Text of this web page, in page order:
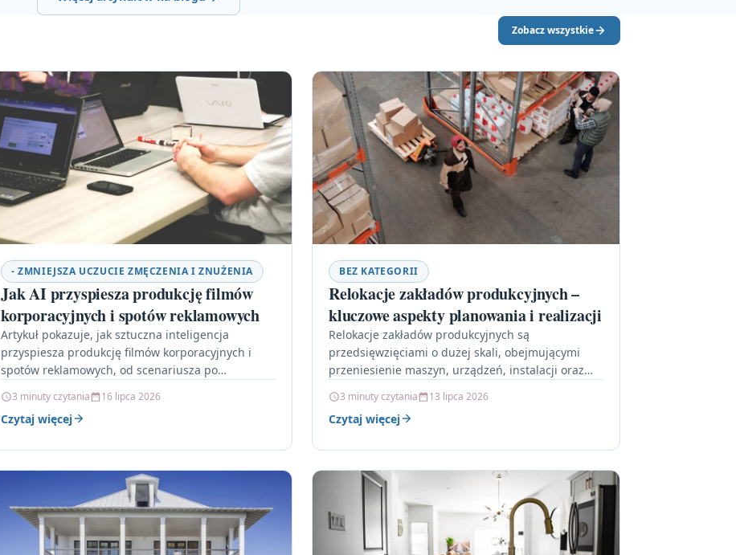
Zobacz wszystkie
- ZMNIEJSZA UCZUCIE ZMĘCZENIA I ZNUŻENIA
Jak AI przyspiesza produkcję filmów
korporacyjnych i spotów reklamowych
Artykuł pokazuje, jak sztuczna inteligencja
przyspiesza produkcję filmów korporacyjnych i
spotów reklamowych, od scenariusza po
etapy zyskują najwięcej…
3 minuty czytania 16 lipca 2026
Czytaj więcej
BEZ KATEGORII
Relokacje zakładów produkcyjnych –
kluczowe aspekty planowania i realizacji
Relokacje zakładów produkcyjnych są
przedsięwzięciami o dużej skali, obejmującymi
przeniesienie maszyn, urządzeń, instalacji oraz
Tego rodzaju projekty realizowane są…
3 minuty czytania 13 lipca 2026
Czytaj więcej